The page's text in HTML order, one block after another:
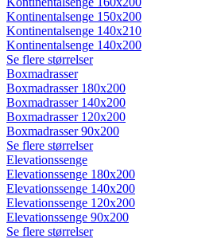
Kontinentalsenge 150x200
Kontinentalsenge 140x210
Kontinentalsenge 140x200
Se flere størrelser
Boxmadrasser
Boxmadrasser 180x200
Boxmadrasser 140x200
Boxmadrasser 120x200
Boxmadrasser 90x200
Se flere størrelser
Elevationssenge
Elevationssenge 180x200
Elevationssenge 140x200
Elevationssenge 120x200
Elevationssenge 90x200
Se flere størrelser